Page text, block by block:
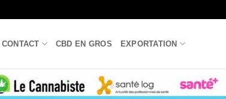
CONTACT CBD EN GROS EXPORTATION